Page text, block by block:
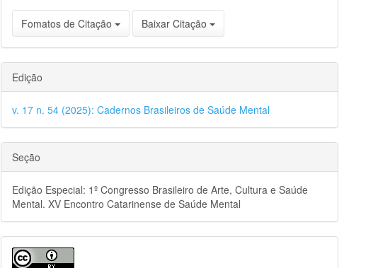
Fomatos de Citação Baixar Citação
Edição
v. 17 n. 54 (2025): Cadernos Brasileiros de Saúde Mental
Seção
Edição Especial: 1º Congresso Brasileiro de Arte, Cultura e Saúde
Mental. XV Encontro Catarinense de Saúde Mental